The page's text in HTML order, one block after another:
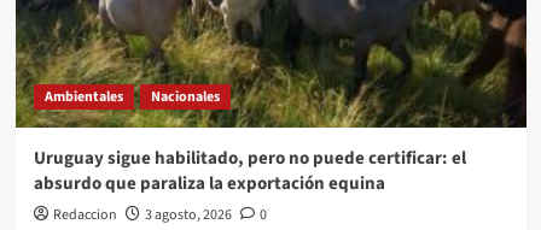
Ambientales Nacionales
Uruguay sigue habilitado, pero no puede certificar: el
absurdo que paraliza la exportación equina
Redaccion 3 agosto, 2026 0